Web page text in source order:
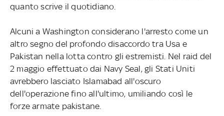
quanto scrive il quotidiano.
Alcuni a Washington considerano l'arresto come un
altro segno del profondo disaccordo tra Usa e
Pakistan nella lotta contro gli estremisti. Nel raid del
2 maggio effettuato dai Navy Seal, gli Stati Uniti
avrebbero lasciato Islamabad all'oscuro
dell'operazione fino all'ultimo, umiliando così le
forze armate pakistane.